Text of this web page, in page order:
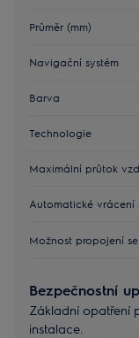
Průměr (mm)
Navigační systém
Barva
Technologie
Maximální průtok
Automatické
Možnost propojení
Bezpečnostní
Základní opatření
instalace.